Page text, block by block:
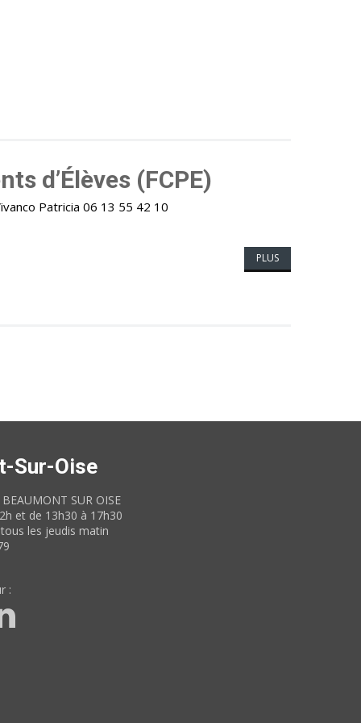
d’Élèves (FCPE)
Patricia 06 13 55 42 10
PLUS
Sur-Oise
SUR OISE
et de 13h30 à 17h30
les jeudis matin
: